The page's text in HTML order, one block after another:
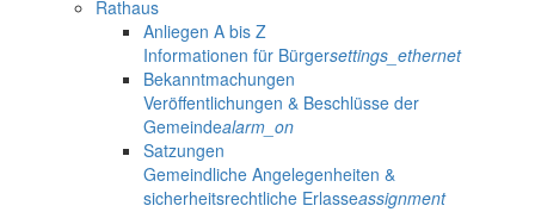
Rathaus
Anliegen A bis Z
Informationen für Bürgersettings_ethernet
Bekanntmachungen
Veröffentlichungen & Beschlüsse der
Gemeindealarm_on
Satzungen
Gemeindliche Angelegenheiten &
sicherheitsrechtliche Erlasseassignment